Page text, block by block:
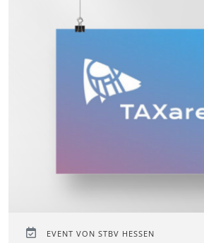
EVENT VON STBV HESSEN